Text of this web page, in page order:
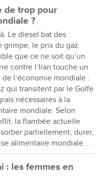
de trop pour
?
Le diesel bat des
grimpe, le prix du gaz
que ce ne soit qu’un
contre l’Iran touche un
l’économie mondiale :
qui transitent par le Golfe
nécessaires à la
mondiale. Selon
la flambée actuelle
partiellement, durer,
alimentaire mondiale...
: les femmes en